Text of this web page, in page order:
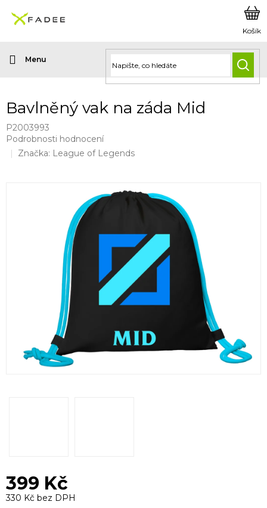
obsah
Bavlněný vak na záda Mid
P2003993
Průměrné
hodnocení
Podrobnosti hodnocení
Značka: League of Legends
399 Kč
330 Kč bez DPH